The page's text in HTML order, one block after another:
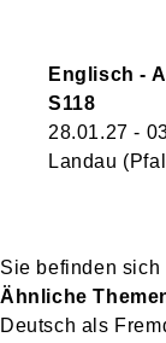
Englisch -
S118
28.01.27 -
Landau
Ähnliche
Deutsch als